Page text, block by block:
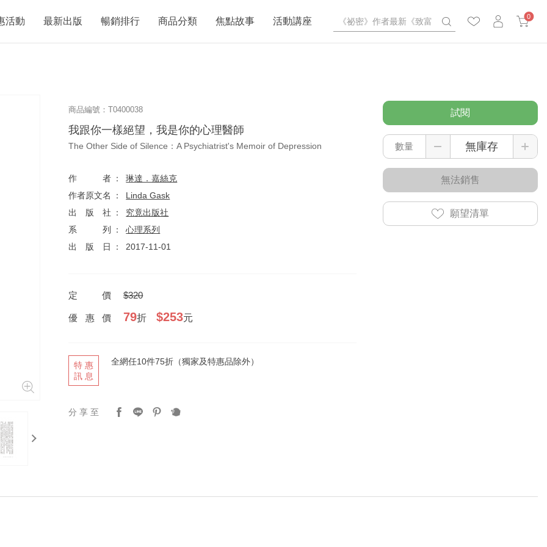
0
活動 最新出版 暢銷排行 商品分類 焦點故事 活動講座
商品編號：T0400038
我跟你一樣絕望，我是你的心理醫師
The Other Side of Silence：A Psychiatrist's Memoir of Depression
作者
琳達．嘉絲克
作者原文名
Linda Gask
出版社
究竟出版社
系列
心理系列
出版日
2017-11-01
定價 $320
優惠價 79折$253元
特惠
訊息
全網任10件75折（獨家及特惠品除外）
分享至
試閱
數量
無法銷售
願望清單